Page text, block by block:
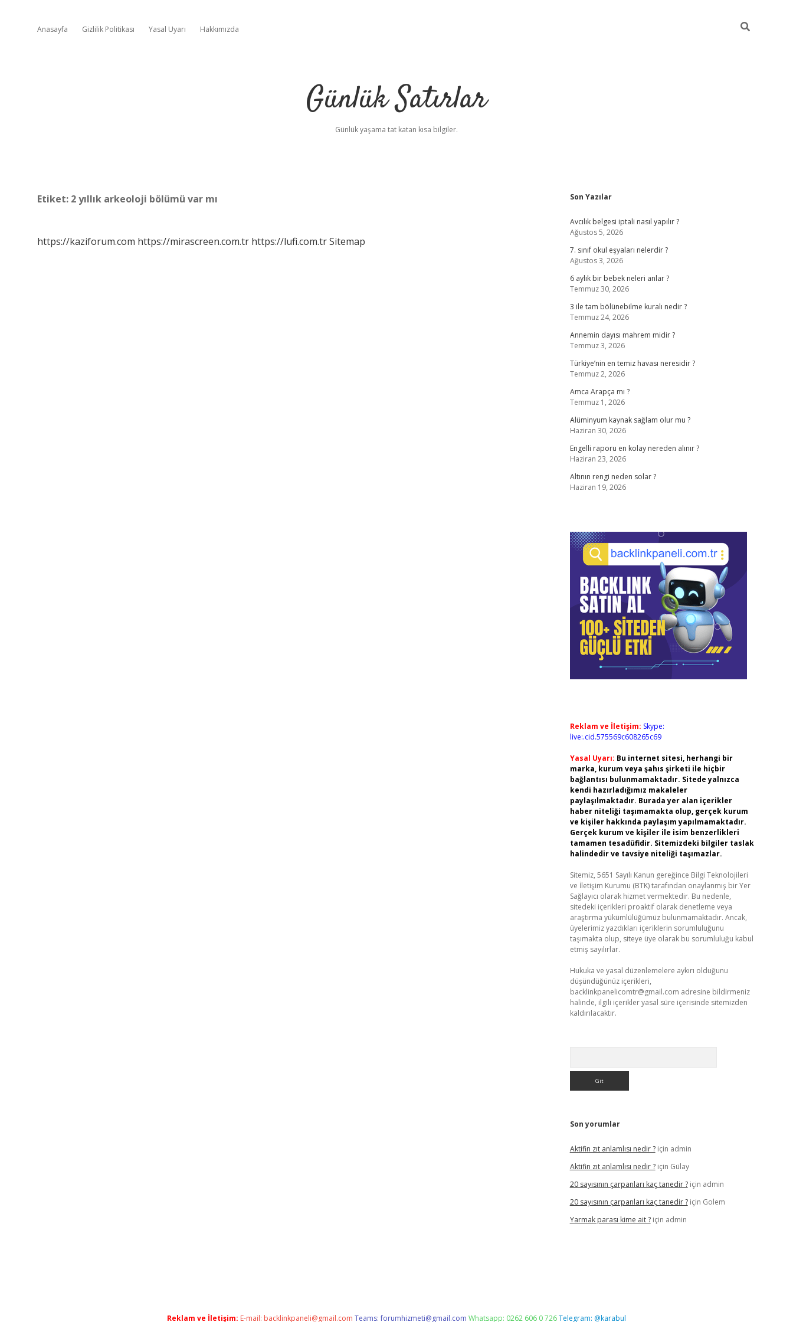
Anasayfa Gizlilik Politikası Yasal Uyarı Hakkımızda
Günlük Satırlar
Günlük yaşama tat katan kısa bilgiler.
Etiket: 2 yıllık arkeoloji bölümü var mı
https://kaziforum.com https://mirascreen.com.tr https://lufi.com.trSitemap
Sidebar
Son Yazılar
Avcılık belgesi iptali nasıl yapılır ?
Ağustos 5, 2026
7. sınıf okul eşyaları nelerdir ?
Ağustos 3, 2026
6 aylık bir bebek neleri anlar ?
Temmuz 30, 2026
3 ile tam bölünebilme kuralı nedir ?
Temmuz 24, 2026
Annemin dayısı mahrem midir ?
Temmuz 3, 2026
Türkiye’nin en temiz havası neresidir ?
Temmuz 2, 2026
Amca Arapça mı ?
Temmuz 1, 2026
Alüminyum kaynak sağlam olur mu ?
Haziran 30, 2026
Engelli raporu en kolay nereden alınır ?
Haziran 23, 2026
Altının rengi neden solar ?
Haziran 19, 2026
Reklam ve İletişim: Skype:
live:.cid.575569c608265c69
Yasal Uyarı: Bu internet sitesi, herhangi bir
marka, kurum veya şahıs şirketi ile hiçbir
bağlantısı bulunmamaktadır. Sitede yalnızca
kendi hazırladığımız makaleler
paylaşılmaktadır. Burada yer alan içerikler
haber niteliği taşımamakta olup, gerçek kurum
ve kişiler hakkında paylaşım yapılmamaktadır.
Gerçek kurum ve kişiler ile isim benzerlikleri
tamamen tesadüfidir. Sitemizdeki bilgiler taslak
halindedir ve tavsiye niteliği taşımazlar.
Sitemiz, 5651 Sayılı Kanun gereğince Bilgi Teknolojileri
ve İletişim Kurumu (BTK) tarafından onaylanmış bir Yer
Sağlayıcı olarak hizmet vermektedir. Bu nedenle,
sitedeki içerikleri proaktif olarak denetleme veya
araştırma yükümlülüğümüz bulunmamaktadır. Ancak,
üyelerimiz yazdıkları içeriklerin sorumluluğunu
taşımakta olup, siteye üye olarak bu sorumluluğu kabul
etmiş sayılırlar.
Hukuka ve yasal düzenlemelere aykırı olduğunu
düşündüğünüz içerikleri,
backlinkpanelicomtr@gmail.com adresine bildirmeniz
halinde, ilgili içerikler yasal süre içerisinde sitemizden
kaldırılacaktır.
Son yorumlar
Aktifin zıt anlamlısı nedir ?için admin
Aktifin zıt anlamlısı nedir ?için Gülay
20 sayısının çarpanları kaç tanedir ?için admin
20 sayısının çarpanları kaç tanedir ?için Golem
Yarmak parası kime ait ?için admin
Reklam ve İletişim: E-mail: backlinkpaneli@gmail.com Teams:forumhizmeti@gmail.com Whatsapp: 0262 606 0 726Telegram: @karabul